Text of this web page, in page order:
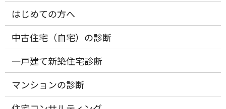
はじめての方へ
中古住宅（自宅）の診断
一戸建て新築住宅診断
マンションの診断